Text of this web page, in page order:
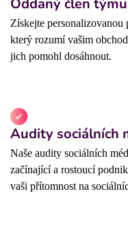
Získejte personalizovanou
který rozumí vašim
jich pomohl dosáhnout.
Audity sociálních
Naše audity sociálních
začínající a rostoucí
vaši přítomnost na